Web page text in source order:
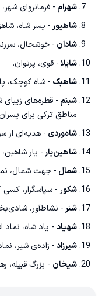
شهرام - فرمانروای
شاهپور- پسر شاه،
شادان - خوشحال،
شایلا- قوی، پرتوان.
شاهبک - شاه کوچک،
شبنم - قطره‌های زیبای
مناطق ترکی برای
شاه‌وردی - هدیه‌ای از
شاهین‌یار- یار
شمال - جهت شمال،
شکور - سپاسگزار،
شنر- نشاط‌آور،
شهیاد - یاد شاه،
شیرزاد- زاده‌ی شیر،
شیخان - بزرگ قبیله،